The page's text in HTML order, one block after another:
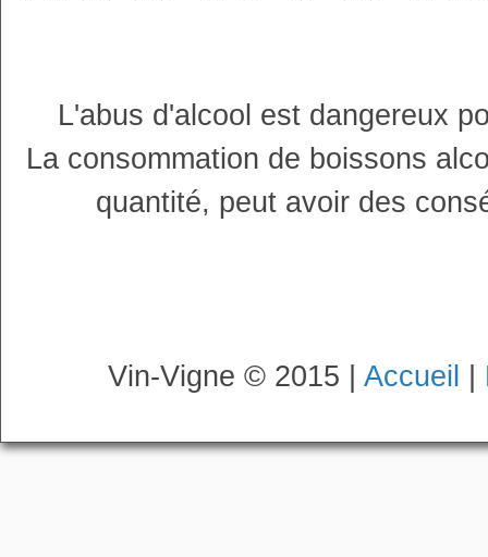
L'abus d'alcool est dangereux
La consommation de boissons
quantité, peut avoir des
Vin-Vigne © 2015 | Accueil